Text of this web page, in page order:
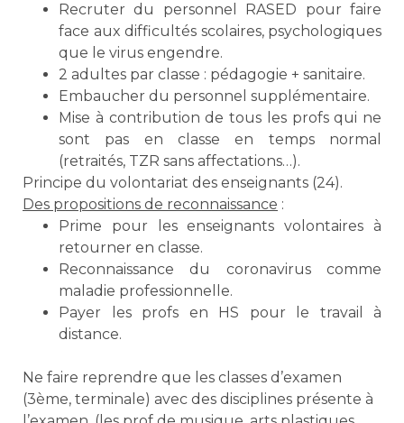
Recruter du personnel RASED pour faire
face aux difficultés scolaires, psychologiques
que le virus engendre.
2 adultes par classe : pédagogie + sanitaire.
Embaucher du personnel supplémentaire.
Mise à contribution de tous les profs qui ne
sont pas en classe en temps normal
(retraités, TZR sans affectations…).
Principe du volontariat des enseignants (24).
Des propositions de reconnaissance :
Prime pour les enseignants volontaires à
retourner en classe.
Reconnaissance du coronavirus comme
maladie professionnelle.
Payer les profs en HS pour le travail à
distance.
Ne faire reprendre que les classes d’examen
(3ème, terminale) avec des disciplines présente à